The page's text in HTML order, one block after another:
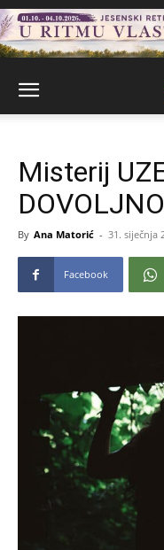
Misterij
By Ana Matorić - 31. siječnja
Facebook